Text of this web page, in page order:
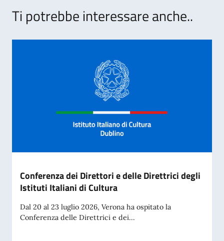
Ti potrebbe interessare anche..
Conferenza dei Direttori e delle Direttrici degli
Istituti Italiani di Cultura
Dal 20 al 23 luglio 2026, Verona ha ospitato la
Conferenza delle Direttrici e dei...